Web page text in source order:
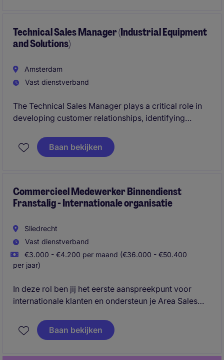
Technical Sales Manager (Industrial Equipment
and Solutions)
Amsterdam
Vast dienstverband
The Technical Sales Manager plays a critical role in
developing customer relationships, identifying
solutions that address complex operational
challenges.
Baan bekijken
Commercieel Medewerker Binnendienst
Franstalig - Internationale organisatie
Sliedrecht
Vast dienstverband
€3.000 - €4.200 per maand (€36.000 - €50.400
per jaar)
In deze rol ben jij het eerste aanspreekpunt voor
internationale klanten en ondersteun je Area Sales
markt en klanten. Je bouwt sterke klantrelaties op,
denkt commercieel mee én zorgt voor een soepel
Baan bekijken